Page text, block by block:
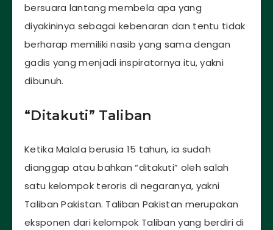
bersuara lantang membela apa yang
diyakininya sebagai kebenaran dan tentu tidak
berharap memiliki nasib yang sama dengan
gadis yang menjadi inspiratornya itu, yakni
dibunuh.
“Ditakuti” Taliban
Ketika Malala berusia 15 tahun, ia sudah
dianggap atau bahkan “ditakuti” oleh salah
satu kelompok teroris di negaranya, yakni
Taliban Pakistan. Taliban Pakistan merupakan
eksponen dari kelompok Taliban yang berdiri di